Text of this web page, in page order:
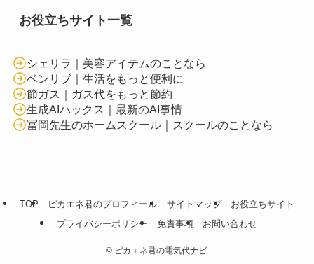
お役立ちサイト一覧
シェリラ｜美容アイテムのことなら
ベンリブ｜生活をもっと便利に
節ガス｜ガス代をもっと節約
生成AIハックス｜最新のAI事情
冨岡先生のホームスクール｜スクールのことなら
TOP ピカエネ君のプロフィール サイトマップ
お役立ちサイト
プライバシーポリシー
免責事項 お問い合わせ
©ピカエネ君の電気代ナビ.